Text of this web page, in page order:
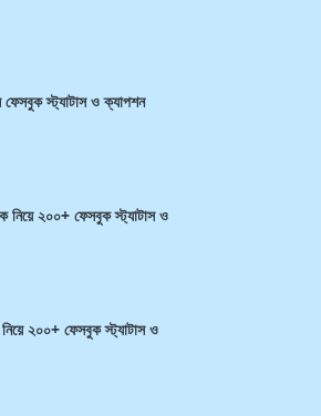
স্ট্যাটাস ও ক্যাপশন
নিয়ে ২০০+ ফেসবুক স্ট্যাটাস ও
২০০+ ফেসবুক স্ট্যাটাস ও